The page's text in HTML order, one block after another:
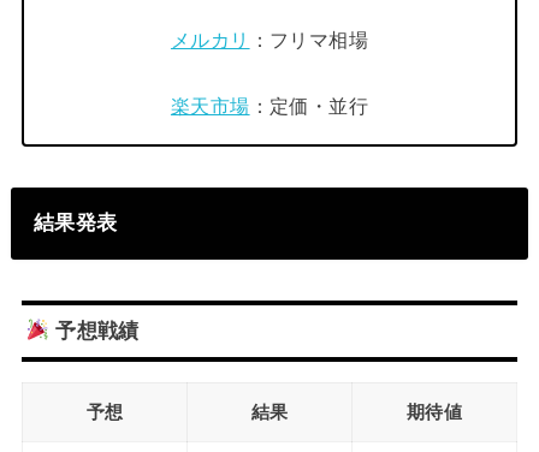
メルカリ ：フリマ相場
楽天市場 ：定価・並行
結果発表
予想戦績
予想 結果 期待値